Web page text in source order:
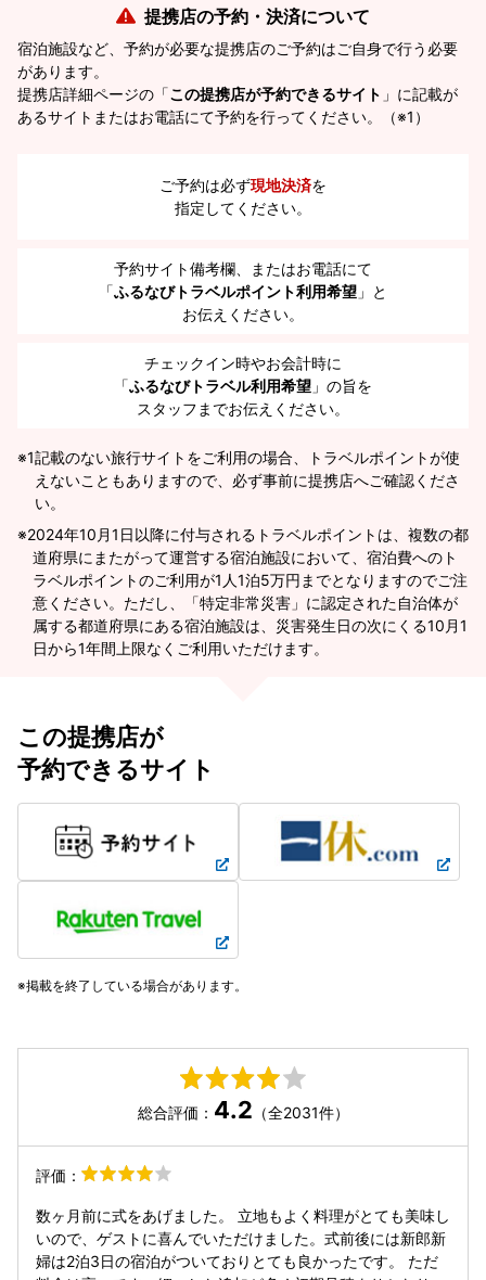
提携店の予約・決済について
宿泊施設など、予約が必要な提携店のご予約はご自身で行う必要
があります。
提携店詳細ページの「この提携店が予約できるサイト 」に記載が
あるサイトまたはお電話にて予約を行ってください。（※1）
ご予約は必ず現地決済を
指定してください。
予約サイト備考欄、またはお電話にて
「ふるなびトラベルポイント利用希望 」と
お伝えください。
チェックイン時やお会計時に
「ふるなびトラベル利用希望 」の旨を
スタッフまでお伝えください。
※1記載のない旅行サイトをご利用の場合、トラベルポイントが使
えないこともありますので、必ず事前に提携店へご確認くださ
い。
2024年10月1日以降に付与されるトラベルポイントは、複数の都
道府県にまたがって運営する宿泊施設において、宿泊費へのト
ラベルポイントのご利用が1人1泊5万円までとなりますのでご注
意ください。ただし、「特定非常災害」に認定された自治体が
属する都道府県にある宿泊施設は、災害発生日の次にくる10月1
日から1年間上限なくご利用いただけます。
この提携店が
予約できるサイト
掲載を終了している場合があります。
総合評価： 4.2 （全2031件）
評価：
数ヶ月前に式をあげました。 立地もよく料理がとても美味し
いので、ゲストに喜んでいただけました。式前後には新郎新
婦は2泊3日の宿泊がついておりとても良かったです。 ただ